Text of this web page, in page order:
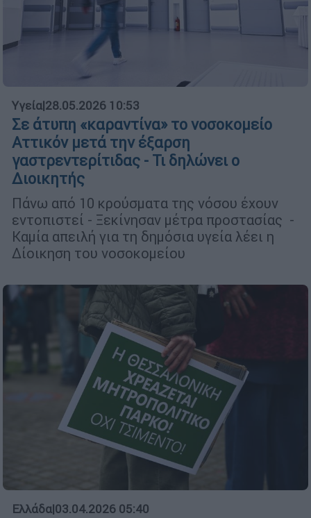
Υγεία|28.05.2026 10:53
Σε άτυπη «καραντίνα» το νοσοκομείο
Αττικόν μετά την έξαρση
γαστρεντερίτιδας - Τι δηλώνει ο
Διοικητής
Πάνω από 10 κρούσματα της νόσου έχουν
εντοπιστεί - Ξεκίνησαν μέτρα προστασίας -
Καμία απειλή για τη δημόσια υγεία λέει η
Δίοικηση του νοσοκομείου
Ελλάδα|03.04.2026 05:40